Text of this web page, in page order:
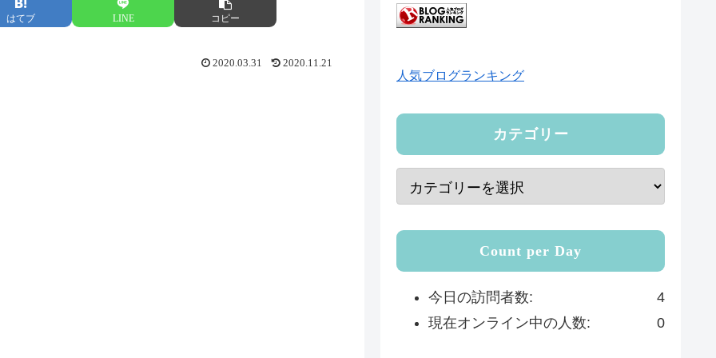
はてブ LINE コピー
2020.03.31 2020.11.21
人気ブログランキング
カテゴリー
Count per Day
4
今日の訪問者数:
0
現在オンライン中の人数: